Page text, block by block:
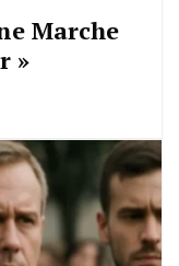
Marche
»